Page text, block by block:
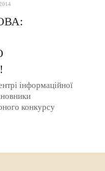
інформаційної
конкурсу